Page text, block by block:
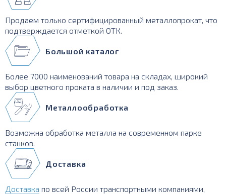
Продаем только сертифицированный металлопрокат, что
подтверждается отметкой ОТК.
Большой каталог
Более 7000 наименований товара на складах, широкий
выбор цветного проката в наличии и под заказ.
Металлообработка
Возможна обработка металла на современном парке
станков.
Доставка
Доставка по всей России транспортными компаниями,